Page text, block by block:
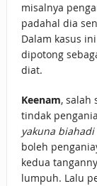
misalnya
padahal dia
Dalam kasus
dipotong
diat.
Keenam, salah
tindak
yakuna
boleh
kedua
lumpuh. Lalu